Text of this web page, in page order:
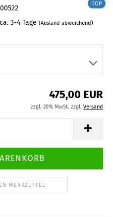
TOP
ca. 3-4 Tage (Ausland abweichend)
475,00 EUR
zzgl. 20% MwSt. zzgl. Versand
MERKZETTEL